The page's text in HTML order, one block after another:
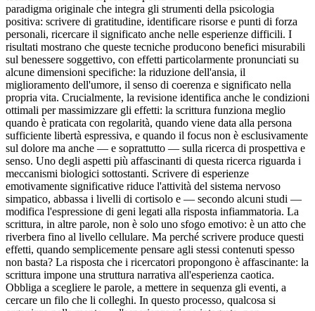
paradigma originale che integra gli strumenti della psicologia
positiva: scrivere di gratitudine, identificare risorse e punti di forza
personali, ricercare il significato anche nelle esperienze difficili. I
risultati mostrano che queste tecniche producono benefici misurabili
sul benessere soggettivo, con effetti particolarmente pronunciati su
alcune dimensioni specifiche: la riduzione dell'ansia, il
miglioramento dell'umore, il senso di coerenza e significato nella
propria vita. Crucialmente, la revisione identifica anche le condizioni
ottimali per massimizzare gli effetti: la scrittura funziona meglio
quando è praticata con regolarità, quando viene data alla persona
sufficiente libertà espressiva, e quando il focus non è esclusivamente
sul dolore ma anche — e soprattutto — sulla ricerca di prospettiva e
senso. Uno degli aspetti più affascinanti di questa ricerca riguarda i
meccanismi biologici sottostanti. Scrivere di esperienze
emotivamente significative riduce l'attività del sistema nervoso
simpatico, abbassa i livelli di cortisolo e — secondo alcuni studi —
modifica l'espressione di geni legati alla risposta infiammatoria. La
scrittura, in altre parole, non è solo uno sfogo emotivo: è un atto che
riverbera fino al livello cellulare. Ma perché scrivere produce questi
effetti, quando semplicemente pensare agli stessi contenuti spesso
non basta? La risposta che i ricercatori propongono è affascinante: la
scrittura impone una struttura narrativa all'esperienza caotica.
Obbliga a scegliere le parole, a mettere in sequenza gli eventi, a
cercare un filo che li colleghi. In questo processo, qualcosa si